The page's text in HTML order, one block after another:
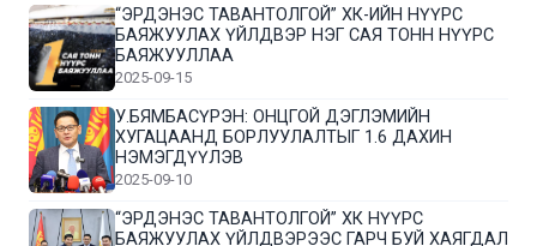
“ЭРДЭНЭС ТАВАНТОЛГОЙ” ХК-ИЙН НҮҮРС
БАЯЖУУЛАХ ҮЙЛДВЭР НЭГ САЯ ТОНН НҮҮРС
БАЯЖУУЛЛАА
2025-09-15
У.БЯМБАСҮРЭН: ОНЦГОЙ ДЭГЛЭМИЙН
ХУГАЦААНД БОРЛУУЛАЛТЫГ 1.6 ДАХИН
НЭМЭГДҮҮЛЭВ
2025-09-10
“ЭРДЭНЭС ТАВАНТОЛГОЙ” ХК НҮҮРС
БАЯЖУУЛАХ ҮЙЛДВЭРЭЭС ГАРЧ БУЙ ХАЯГДАЛ